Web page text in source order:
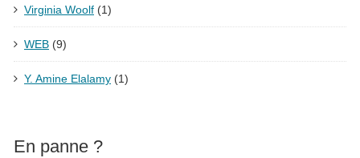
Virginia Woolf (1)
WEB (9)
Y. Amine Elalamy (1)
En panne ?